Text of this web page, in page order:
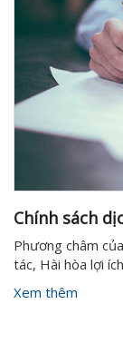
Chính sách
Phương châm
tác, Hài hòa lợi ích
Xem thêm